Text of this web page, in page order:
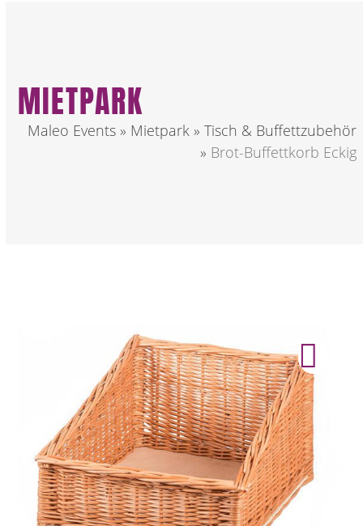
MIETPARK
Maleo Events » Mietpark »Tisch & Buffettzubehör
» Brot-Buffettkorb Eckig